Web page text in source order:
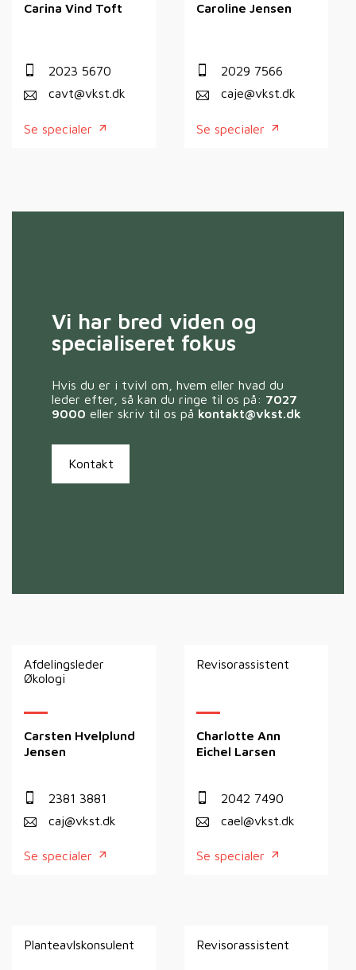
Carina Vind Toft
2023 5670
cavt@vkst.dk
Se specialer
Caroline Jensen
2029 7566
caje@vkst.dk
Se specialer
Vi har bred viden og
specialiseret fokus
Hvis du er i tvivl om, hvem eller hvad du
leder efter, så kan du ringe til os på: 7027
9000 eller skriv til os på kontakt@vkst.dk
Kontakt
Afdelingsleder
Økologi
Carsten Hvelplund
Jensen
2381 3881
caj@vkst.dk
Se specialer
Revisorassistent
Charlotte Ann
Eichel Larsen
2042 7490
cael@vkst.dk
Se specialer
Planteavlskonsulent Revisorassistent